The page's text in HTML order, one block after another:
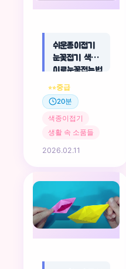
쉬운종이접기
눈꽃접기 색종
이로눈꽃접는법
눈송이종이접기
origami
snowflake
🆙
⭐⭐중급
20분
색종이접기
생활 속 소품들
2026.02.11